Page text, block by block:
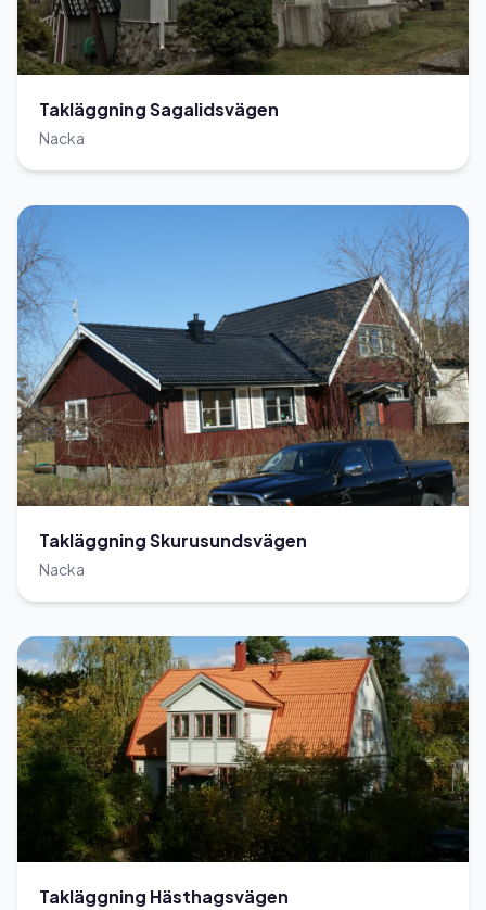
Takläggning Sagalidsvägen
Nacka
Takläggning Skurusundsvägen
Nacka
Takläggning Hästhagsvägen